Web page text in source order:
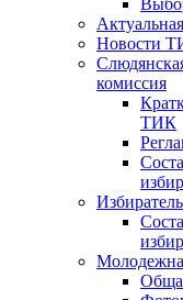
Новости
комиссия
ТИК